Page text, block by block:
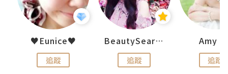
♥Eunice♥
追蹤
BeautySearch
追蹤
Amy
追蹤